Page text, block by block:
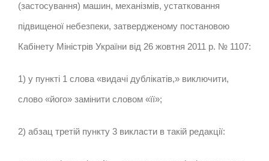
(застосування) машин, механізмів, устатковання
підвищеної небезпеки, затвердженому постановою
Кабінету Міністрів України від 26 жовтня 2011 р. № 1107:
1) у пункті 1 слова «видачі дублікатів,» виключити,
слово «його» замінити словом «її»;
2) абзац третій пункту 3 викласти в такій редакції: